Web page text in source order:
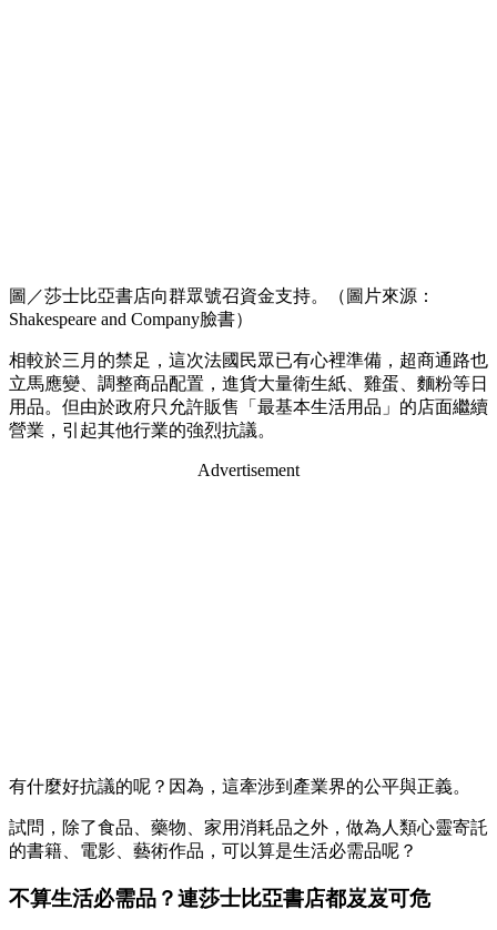
圖／莎士比亞書店向群眾號召資金支持。（圖片來源：
Shakespeare and Company臉書）
相較於三月的禁足，這次法國民眾已有心裡準備，超商通路也
立馬應變、調整商品配置，進貨大量衛生紙、雞蛋、麵粉等日
用品。但由於政府只允許販售「最基本生活用品」的店面繼續
營業，引起其他行業的強烈抗議。
Advertisement
有什麼好抗議的呢？因為，這牽涉到產業界的公平與正義。
試問，除了食品、藥物、家用消耗品之外，做為人類心靈寄託
的書籍、電影、藝術作品，可以算是生活必需品呢？
不算生活必需品？連莎士比亞書店都岌岌可危